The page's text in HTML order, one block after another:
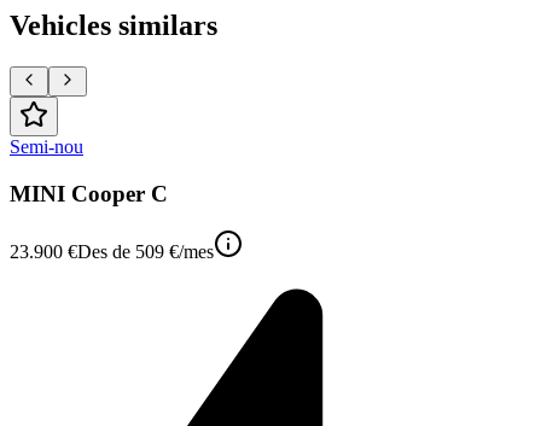
Vehicles similars
Semi-nou
MINI Cooper C
23.900 €Des de 509 €/mes